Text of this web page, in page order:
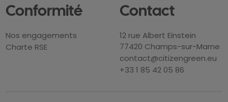
Conformité
Nos engagements
Charte RSE
Contact
12 rue Albert Einstein
77420 Champs-sur-Marne
contact@citizengreen.eu
+33 1 85 42 05 86